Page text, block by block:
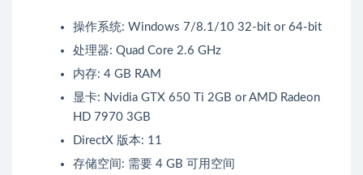
操作系统: Windows 7/8.1/10 32-bit or 64-bit
处理器: Quad Core 2.6 GHz
内存: 4 GB RAM
显卡: Nvidia GTX 650 Ti 2GB or AMD Radeon
HD 7970 3GB
DirectX 版本: 11
存储空间: 需要 4 GB 可用空间